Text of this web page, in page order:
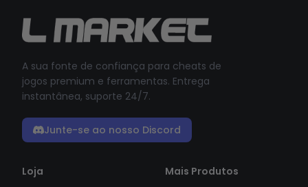
A sua fonte de confiança para cheats de
jogos premium e ferramentas. Entrega
instantânea, suporte 24/7.
Junte-se ao nosso Discord
Loja
Mais Produtos